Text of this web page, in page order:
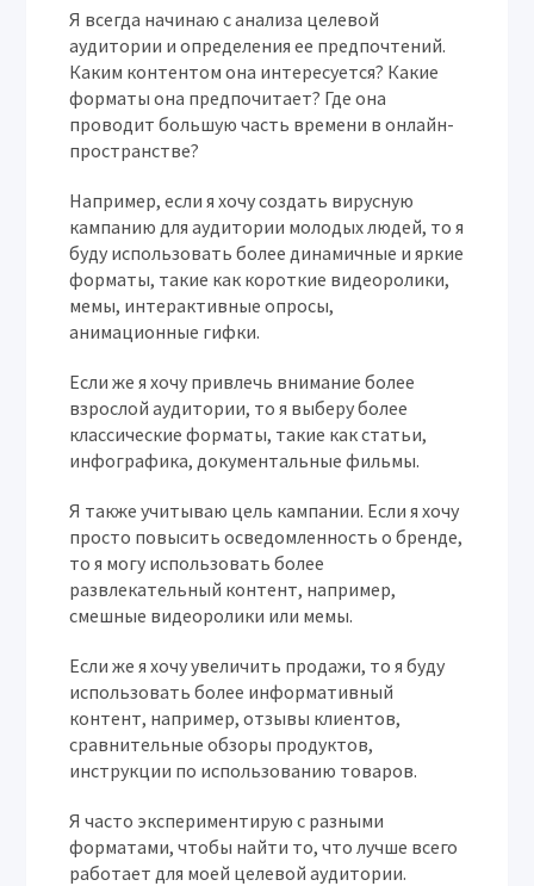
Я всегда начинаю с анализа целевой
аудитории и определения ее предпочтений.
Каким контентом она интересуется? Какие
форматы она предпочитает? Где она
проводит большую часть времени в онлайн-
пространстве?
Например, если я хочу создать вирусную
кампанию для аудитории молодых людей, то я
буду использовать более динамичные и яркие
форматы, такие как короткие видеоролики,
мемы, интерактивные опросы,
анимационные гифки.
Если же я хочу привлечь внимание более
взрослой аудитории, то я выберу более
классические форматы, такие как статьи,
инфографика, документальные фильмы.
Я также учитываю цель кампании. Если я хочу
просто повысить осведомленность о бренде,
то я могу использовать более
развлекательный контент, например,
смешные видеоролики или мемы.
Если же я хочу увеличить продажи, то я буду
использовать более информативный
контент, например, отзывы клиентов,
сравнительные обзоры продуктов,
инструкции по использованию товаров.
Я часто экспериментирую с разными
форматами, чтобы найти то, что лучше всего
работает для моей целевой аудитории.